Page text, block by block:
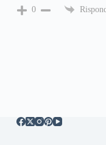
0